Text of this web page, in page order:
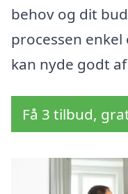
behov og dit
processen
kan nyde godt
Få 3 tilbud,